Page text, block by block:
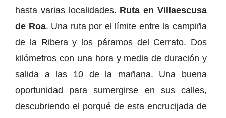
hasta varias localidades. Ruta en Villaescusa
de Roa. Una ruta por el límite entre la campiña
de la Ribera y los páramos del Cerrato. Dos
kilómetros con una hora y media de duración y
salida a las 10 de la mañana. Una buena
oportunidad para sumergirse en sus calles,
descubriendo el porqué de esta encrucijada de